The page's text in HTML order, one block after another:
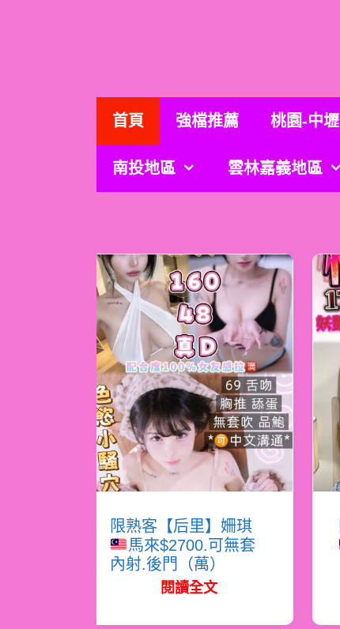
首頁 強檔推薦 桃園-中壢
南投地區 雲林嘉義地區
限熟客【后里】姍琪
馬來$2700.可無套
內射.後門（萬）
閱讀全文